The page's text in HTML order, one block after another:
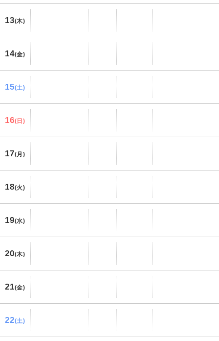
13(木)
14(金)
15(土)
16(日)
17(月)
18(火)
19(水)
20(木)
21(金)
22(土)